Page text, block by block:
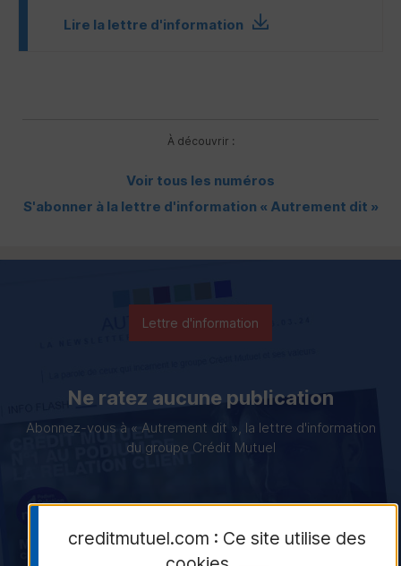
Lire la lettre d'information
À découvrir :
Voir tous les numéros
S'abonner à la lettre d'information « Autrement dit »
Lettre d'information
Ne ratez aucune publication
Abonnez-vous à « Autrement dit », la lettre d'information
du groupe Crédit Mutuel
S’abonner à la lettre d'information
creditmutuel.com : Ce site utilise des